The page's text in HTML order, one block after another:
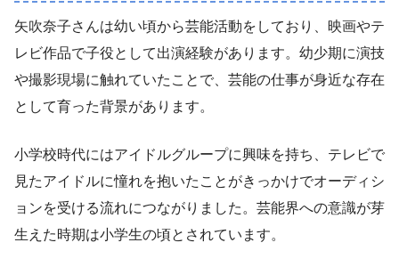
矢吹奈子さんは幼い頃から芸能活動をしており、映画やテ
レビ作品で子役として出演経験があります。幼少期に演技
や撮影現場に触れていたことで、芸能の仕事が身近な存在
として育った背景があります。
小学校時代にはアイドルグループに興味を持ち、テレビで
見たアイドルに憧れを抱いたことがきっかけでオーディシ
ョンを受ける流れにつながりました。芸能界への意識が芽
生えた時期は小学生の頃とされています。